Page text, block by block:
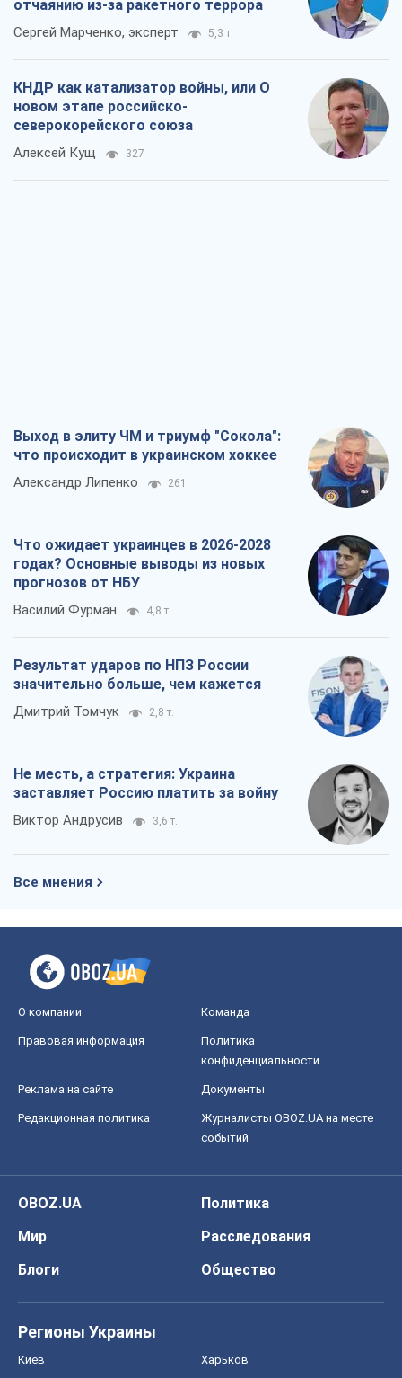
отчаянию из-за ракетного террора
Сергей Марченко, эксперт 5,3 т.
КНДР как катализатор войны, или О
новом этапе российско-
северокорейского союза
Алексей Кущ 327
Выход в элиту ЧМ и триумф "Сокола":
что происходит в украинском хоккее
Александр Липенко 261
Что ожидает украинцев в 2026-2028
годах? Основные выводы из новых
прогнозов от НБУ
Василий Фурман 4,8 т.
Результат ударов по НПЗ России
значительно больше, чем кажется
Дмитрий Томчук 2,8 т.
Не месть, а стратегия: Украина
заставляет Россию платить за войну
Виктор Андрусив 3,6 т.
Все мнения
О компании Команда
Правовая информация
Политика
конфиденциальности
Реклама на сайте Документы
Редакционная политика
Журналисты OBOZ.UA на месте
событий
OBOZ.UA
Политика
Мир
Расследования
Блоги
Общество
Регионы Украины
Киев Харьков